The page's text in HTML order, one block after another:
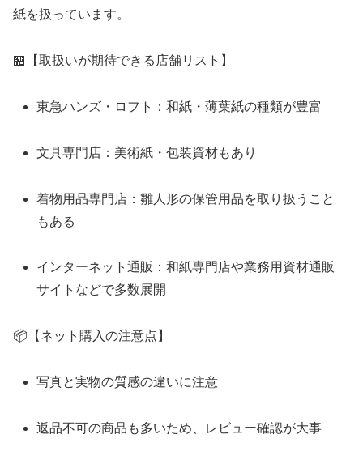
紙を扱っています。
🏪【取扱いが期待できる店舗リスト】
東急ハンズ・ロフト：和紙・薄葉紙の種類が豊富
文具専門店：美術紙・包装資材もあり
着物用品専門店：雛人形の保管用品を取り扱うこと
もある
インターネット通販：和紙専門店や業務用資材通販
サイトなどで多数展開
📦【ネット購入の注意点】
写真と実物の質感の違いに注意
返品不可の商品も多いため、レビュー確認が大事